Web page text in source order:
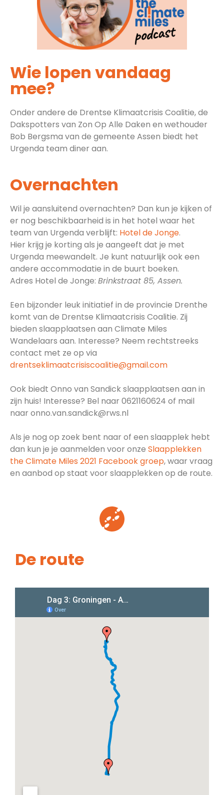
Wie lopen vandaag
mee?
Onder andere de Drentse Klimaatcrisis Coalitie, de
Dakspotters van Zon Op Alle Daken en wethouder
Bob Bergsma van de gemeente Assen biedt het
Urgenda team diner aan.
Overnachten
Wil je aansluitend overnachten? Dan kun je kijken of
er nog beschikbaarheid is in het hotel waar het
team van Urgenda verblijft: Hotel de Jonge.
Hier krijg je korting als je aangeeft dat je met
Urgenda meewandelt. Je kunt natuurlijk ook een
andere accommodatie in de buurt boeken.
Adres Hotel de Jonge: Brinkstraat 85, Assen.
Een bijzonder leuk initiatief in de provincie Drenthe
komt van de Drentse Klimaatcrisis Coalitie. Zij
bieden slaapplaatsen aan Climate Miles
Wandelaars aan. Interesse? Neem rechtstreeks
contact met ze op via
drentseklimaatcrisiscoalitie@gmail.com
Ook biedt Onno van Sandick slaapplaatsen aan in
zijn huis! Interesse? Bel naar 0621160624 of mail
naar onno.van.sandick@rws.nl
Als je nog op zoek bent naar of een slaapplek hebt
dan kun je je aanmelden voor onze Slaapplekken
the Climate Miles 2021 Facebook groep, waar vraag
en aanbod op staat voor slaapplekken op de route.
De route